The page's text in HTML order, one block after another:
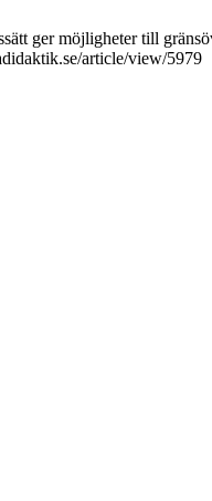
ger möjligheter till
article/view/5979